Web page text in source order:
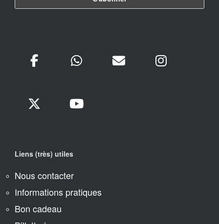
Liens (très) utiles
Nous contacter
Informations pratiques
Bon cadeau